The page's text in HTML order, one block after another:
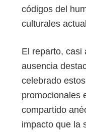
códigos del
culturales
El reparto,
ausencia
celebrado
promocionales
compartido
impacto que la